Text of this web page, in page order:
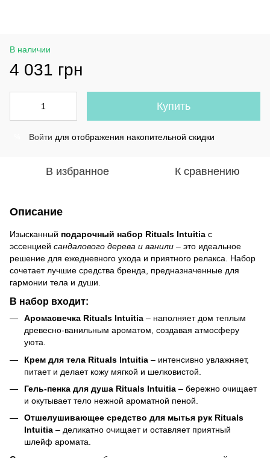
В наличии
4 031 грн
Купить
Войти для отображения накопительной скидки
В избранное К сравнению
Описание
Изысканный подарочный набор Rituals Intuitia с
эссенцией сандалового дерева и ванили – это идеальное
решение для ежедневного ухода и приятного релакса. Набор
сочетает лучшие средства бренда, предназначенные для
гармонии тела и души.
В набор входит:
Аромасвечка Rituals Intuitia – наполняет дом теплым
древесно-ванильным ароматом, создавая атмосферу
уюта.
Крем для тела Rituals Intuitia – интенсивно увлажняет,
питает и делает кожу мягкой и шелковистой.
Гель-пенка для душа Rituals Intuitia – бережно очищает
и окутывает тело нежной ароматной пеной.
Отшелушивающее средство для мытья рук Rituals
Intuitia – деликатно очищает и оставляет приятный
шлейф аромата.